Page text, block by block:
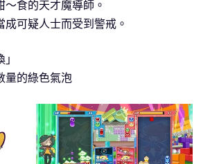
食的天才魔導師。
成可疑人士而受到警戒。
量的綠色氣泡